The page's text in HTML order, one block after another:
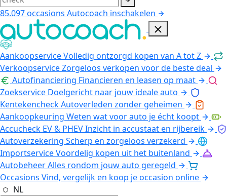
85.097occasions Autocoach inschakelen
AankoopserviceVolledig ontzorgd kopen van A tot Z
VerkoopserviceZorgeloos verkopen voor de beste deal
Autofinanciering Financieren en leasen op maat
Zoekservice Doelgericht naar jouw ideale auto
KentekencheckAutoverleden zonder geheimen
Aankoopkeuring Weten wat voor auto je écht koopt
Accucheck EV & PHEVInzicht in accustaat en rijbereik
Autoverzekering Scherp en zorgeloos verzekerd
ImportserviceVoordelig kopen uit het buitenland
AutobeheerAlles rondom jouw auto geregeld
Occasions Vind, vergelijk en koop je occasion online
NL